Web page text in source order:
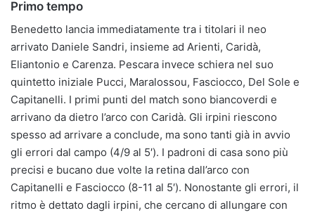
Primo tempo
Benedetto lancia immediatamente tra i titolari il neo
arrivato Daniele Sandri, insieme ad Arienti, Caridà,
Eliantonio e Carenza. Pescara invece schiera nel suo
quintetto iniziale Pucci, Maralossou, Fasciocco, Del Sole e
Capitanelli. I primi punti del match sono biancoverdi e
arrivano da dietro l’arco con Caridà. Gli irpini riescono
spesso ad arrivare a conclude, ma sono tanti già in avvio
gli errori dal campo (4/9 al 5′). I padroni di casa sono più
precisi e bucano due volte la retina dall’arco con
Capitanelli e Fasciocco (8-11 al 5′). Nonostante gli errori, il
ritmo è dettato dagli irpini, che cercano di allungare con